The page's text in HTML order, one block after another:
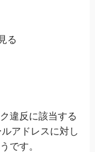
る
違反に該当する
ルアドレスに対し
です。